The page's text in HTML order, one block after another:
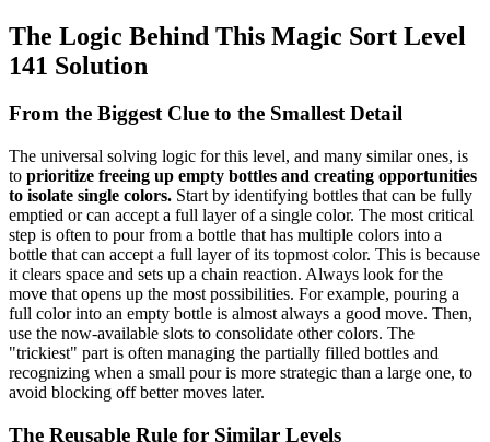
The Logic Behind This Magic Sort Level
141 Solution
From the Biggest Clue to the Smallest Detail
The universal solving logic for this level, and many similar ones, is
to prioritize freeing up empty bottles and creating opportunities
to isolate single colors. Start by identifying bottles that can be fully
emptied or can accept a full layer of a single color. The most critical
step is often to pour from a bottle that has multiple colors into a
bottle that can accept a full layer of its topmost color. This is because
it clears space and sets up a chain reaction. Always look for the
move that opens up the most possibilities. For example, pouring a
full color into an empty bottle is almost always a good move. Then,
use the now-available slots to consolidate other colors. The
"trickiest" part is often managing the partially filled bottles and
recognizing when a small pour is more strategic than a large one, to
avoid blocking off better moves later.
The Reusable Rule for Similar Levels